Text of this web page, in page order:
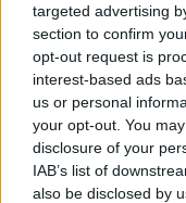
targeted advertising
section to confirm
opt-out request is
interest-based ads
us or personal
your opt-out. You
disclosure of your
IAB’s list of
also be disclosed by